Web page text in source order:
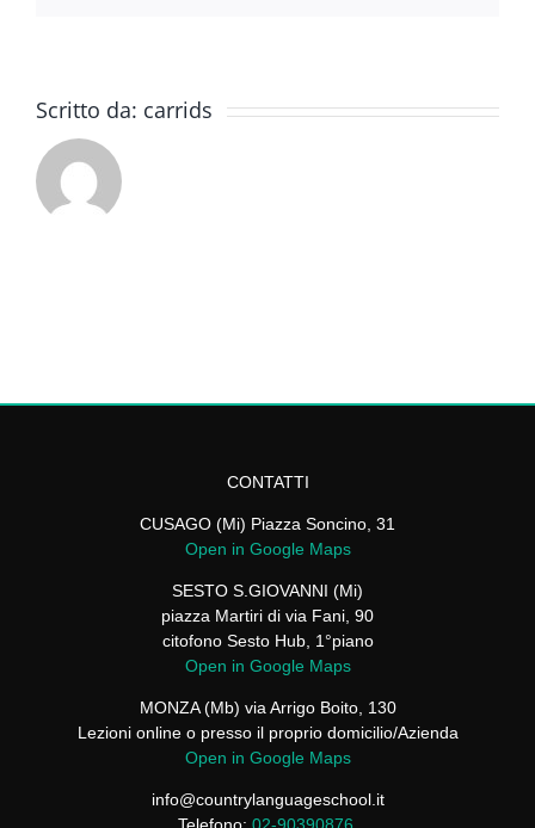
Scritto da: carrids
CONTATTI
CUSAGO (Mi) Piazza Soncino, 31
Open in Google Maps
SESTO S.GIOVANNI (Mi)
piazza Martiri di via Fani, 90
citofono Sesto Hub, 1°piano
Open in Google Maps
MONZA (Mb) via Arrigo Boito, 130
Lezioni online o presso il proprio domicilio/Azienda
Open in Google Maps
info@countrylanguageschool.it